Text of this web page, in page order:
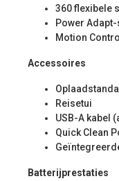
360 flexibele
Power
Motion
Accessoires
Reisetui
USB-A kabel
Quick Clean
Batterijprestaties